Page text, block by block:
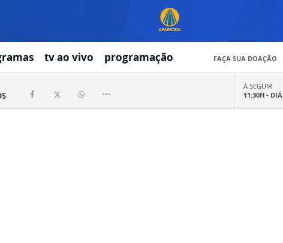
tv ao vivo programação FAÇA SUA DOAÇÃO
A SEGUIR
11:30H -